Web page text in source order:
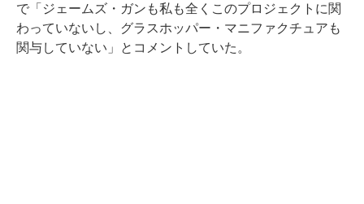
で「ジェームズ・ガンも私も全くこのプロジェクトに関
わっていないし、グラスホッパー・マニファクチュアも
関与していない」とコメントしていた。